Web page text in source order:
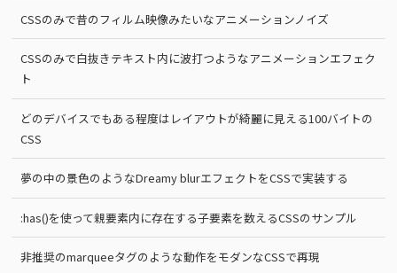
CSSのみで昔のフィルム映像みたいなアニメーションノイズ
CSSのみで白抜きテキスト内に波打つようなアニメーションエフェク
ト
どのデバイスでもある程度はレイアウトが綺麗に見える100バイトの
CSS
夢の中の景色のようなDreamy blurエフェクトをCSSで実装する
:has()を使って親要素内に存在する子要素を数えるCSSのサンプル
非推奨のmarqueeタグのような動作をモダンなCSSで再現